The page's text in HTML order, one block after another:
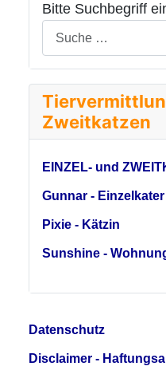
Bitte Suchbegriff
Zweitkatzen
EINZEL- und
Gunnar - Einzelkater
Pixie - Kätzin
Sunshine -
Datenschutz
Disclaimer -